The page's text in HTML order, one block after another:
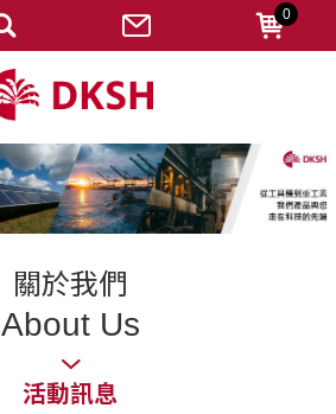
關於我們
About Us
活動訊息
0
忘記密碼
變更密碼
修改個人資料
我的收藏
匯款通知